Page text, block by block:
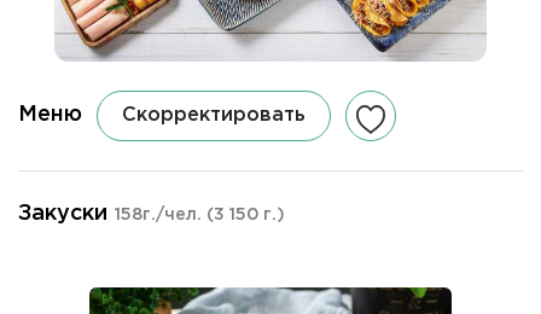
Меню Скорректировать
Закуски 158г./чел. (3 150 г.)